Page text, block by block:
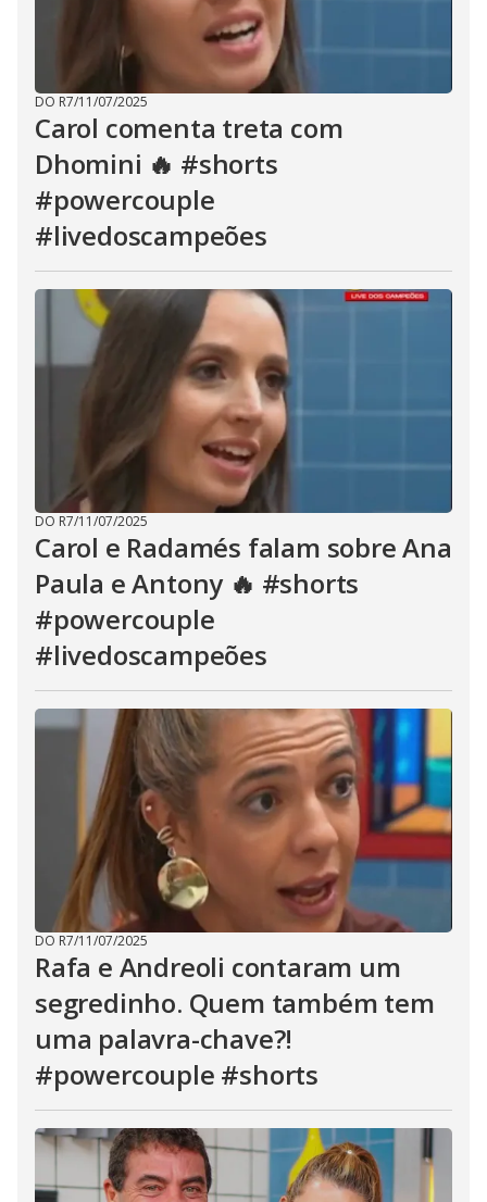
DO R7/11/07/2025
Carol comenta treta com
Dhomini 🔥 #shorts
#powercouple
#livedoscampeões
DO R7/11/07/2025
Carol e Radamés falam sobre Ana
Paula e Antony 🔥 #shorts
#powercouple
#livedoscampeões
DO R7/11/07/2025
Rafa e Andreoli contaram um
segredinho. Quem também tem
uma palavra-chave?!
#powercouple #shorts